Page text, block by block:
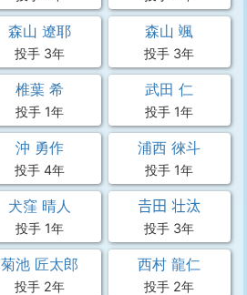
森山 遼耶
投手 3年
森山 颯
投手 3年
椎葉 希
投手 1年
武田 仁
投手 1年
沖 勇作
投手 4年
浦西 徠斗
投手 1年
犬窪 晴人
投手 1年
𠮷田 壮汰
投手 3年
菊池 匠太郎
投手 2年
西村 龍仁
投手 2年